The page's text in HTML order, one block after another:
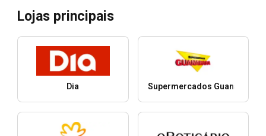
Lojas principais
Dia Supermercados Guanabara